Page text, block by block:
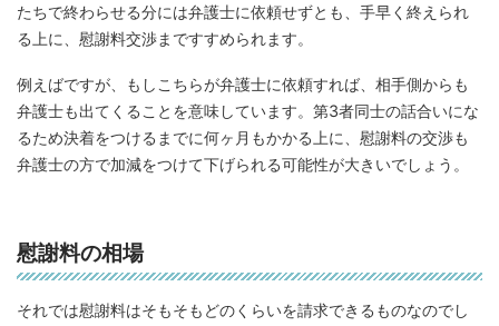
たちで終わらせる分には弁護士に依頼せずとも、手早く終えられ
る上に、慰謝料交渉まですすめられます。
例えばですが、もしこちらが弁護士に依頼すれば、相手側からも
弁護士も出てくることを意味しています。第3者同士の話合いにな
るため決着をつけるまでに何ヶ月もかかる上に、慰謝料の交渉も
弁護士の方で加減をつけて下げられる可能性が大きいでしょう。
慰謝料の相場
それでは慰謝料はそもそもどのくらいを請求できるものなのでし